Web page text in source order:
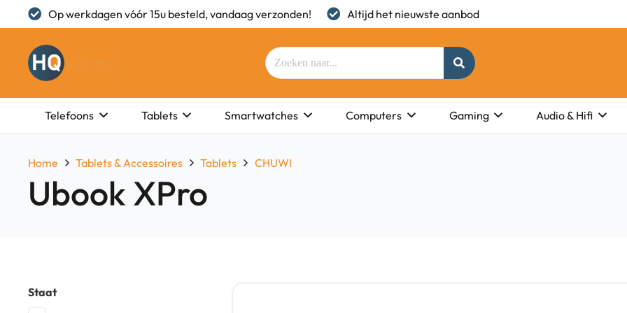
Op werkdagen vóór 15u besteld, vandaag verzonden! Altijd het nieuwste aanbod
Telefoons
Tablets Smartwatches Computers Gaming Audio & Hifi
Home Tablets & Accessoires Tablets CHUWI
Ubook XPro
Staat